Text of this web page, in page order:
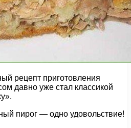
рецепт приготовления
давно уже стал классикой
пирог — одно удовольствие!